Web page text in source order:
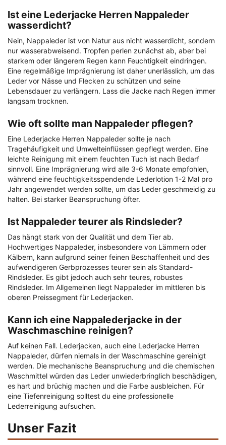
Ist eine Lederjacke Herren Nappaleder
wasserdicht?
Nein, Nappaleder ist von Natur aus nicht wasserdicht, sondern
nur wasserabweisend. Tropfen perlen zunächst ab, aber bei
starkem oder längerem Regen kann Feuchtigkeit eindringen.
Eine regelmäßige Imprägnierung ist daher unerlässlich, um das
Leder vor Nässe und Flecken zu schützen und seine
Lebensdauer zu verlängern. Lass die Jacke nach Regen immer
langsam trocknen.
Wie oft sollte man Nappaleder pflegen?
Eine Lederjacke Herren Nappaleder sollte je nach
Tragehäufigkeit und Umwelteinflüssen gepflegt werden. Eine
leichte Reinigung mit einem feuchten Tuch ist nach Bedarf
sinnvoll. Eine Imprägnierung wird alle 3-6 Monate empfohlen,
während eine feuchtigkeitsspendende Lederlotion 1-2 Mal pro
Jahr angewendet werden sollte, um das Leder geschmeidig zu
halten. Bei starker Beanspruchung öfter.
Ist Nappaleder teurer als Rindsleder?
Das hängt stark von der Qualität und dem Tier ab.
Hochwertiges Nappaleder, insbesondere von Lämmern oder
Kälbern, kann aufgrund seiner feinen Beschaffenheit und des
aufwendigeren Gerbprozesses teurer sein als Standard-
Rindsleder. Es gibt jedoch auch sehr teures, robustes
Rindsleder. Im Allgemeinen liegt Nappaleder im mittleren bis
oberen Preissegment für Lederjacken.
Kann ich eine Nappalederjacke in der
Waschmaschine reinigen?
Auf keinen Fall. Lederjacken, auch eine Lederjacke Herren
Nappaleder, dürfen niemals in der Waschmaschine gereinigt
werden. Die mechanische Beanspruchung und die chemischen
Waschmittel würden das Leder unwiederbringlich beschädigen,
es hart und brüchig machen und die Farbe ausbleichen. Für
eine Tiefenreinigung solltest du eine professionelle
Lederreinigung aufsuchen.
Unser Fazit